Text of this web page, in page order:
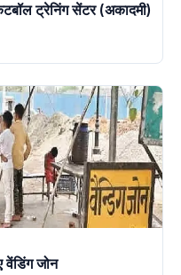
ट्रेनिंग सेंटर (अकादमी)
वेंडिंग जोन